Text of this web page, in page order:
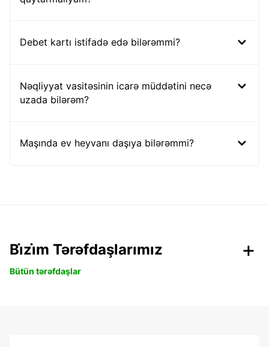
Debet kartı istifadə edə bilərəmmi?
Nəqliyyat vasitəsinin icarə müddətini necə
uzada bilərəm?
Maşında ev heyvanı daşıya bilərəmmi?
Bi̇zi̇m Tərəfdaşlarımız
Bütün tərəfdaşlar